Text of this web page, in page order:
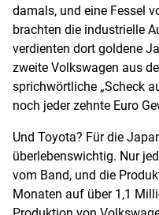
damals, und eine Fessel
brachten die industrielle
verdienten dort goldene
zweite Volkswagen aus
sprichwörtliche „Scheck
noch jeder zehnte Euro
Und Toyota? Für die
überlebenswichtig. Nur
vom Band, und die
Monaten auf über 1,1